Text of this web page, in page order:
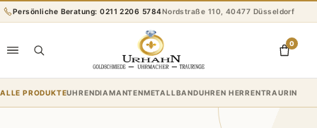
Zum
Inhalt
springen
Persönliche Beratung: 0211 2206 5784Nordstraße 110, 40477 Düsseldorf
0
ALLE PRODUKTEUHRENDIAMANTENMETALLBANDUHREN HERRENTRAURINGE